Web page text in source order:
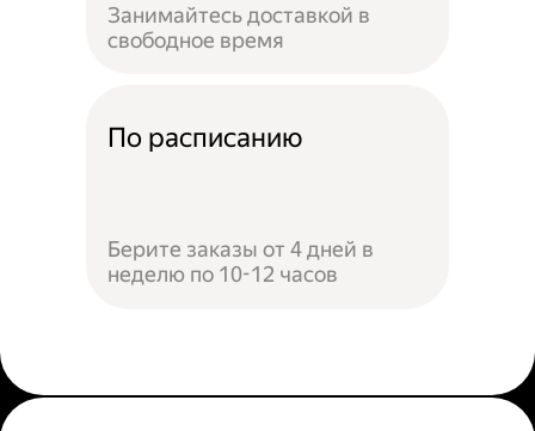
Занимайтесь доставкой в
свободное время
По расписанию
Берите заказы от 4 дней в
неделю по 10-12 часов